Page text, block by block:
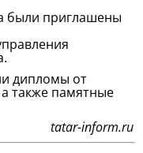
были приглашены
дипломы от
также памятные
tatar-inform.ru